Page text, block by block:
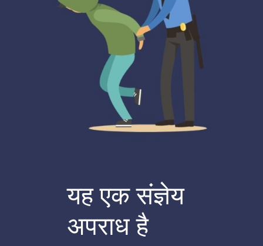
यह एक संज्ञेय
अपराध है